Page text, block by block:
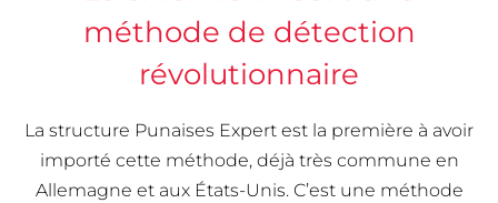
méthode de détection
révolutionnaire
La structure Punaises Expert est la première à avoir
importé cette méthode, déjà très commune en
Allemagne et aux États-Unis. C’est une méthode